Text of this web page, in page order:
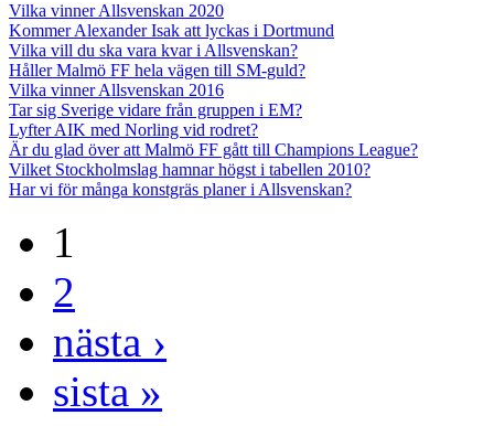
Vilka vinner Allsvenskan 2020
Kommer Alexander Isak att lyckas i Dortmund
Vilka vill du ska vara kvar i Allsvenskan?
Håller Malmö FF hela vägen till SM-guld?
Vilka vinner Allsvenskan 2016
Tar sig Sverige vidare från gruppen i EM?
Lyfter AIK med Norling vid rodret?
Är du glad över att Malmö FF gått till Champions League?
Vilket Stockholmslag hamnar högst i tabellen 2010?
Har vi för många konstgräs planer i Allsvenskan?
1
2
nästa ›
sista »